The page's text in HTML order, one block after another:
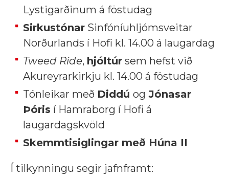
Lystigarðinum á föstudag
Sirkustónar Sinfóníuhljómsveitar
Norðurlands í Hofi kl. 14.00 á laugardag
Tweed Ride, hjóltúr sem hefst við
Akureyrarkirkju kl. 14.00 á föstudag
Tónleikar með Diddú og Jónasar
Þóris í Hamraborg í Hofi á
laugardagskvöld
Skemmtisiglingar með Húna II
Í tilkynningu segir jafnframt: